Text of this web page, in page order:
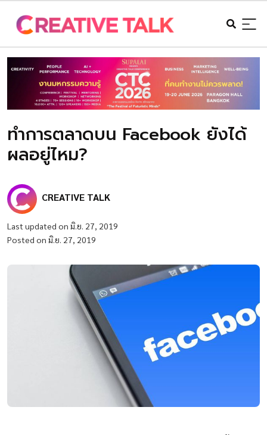
ทำการตลาดบน Facebook ยังได้
ผลอยู่ไหม?
CREATIVE TALK
Last updated on มิ.ย. 27, 2019
Posted on มิ.ย. 27, 2019